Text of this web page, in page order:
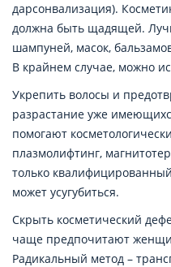
дарсонвализация).
должна быть щадящей.
шампуней, масок,
В крайнем случае, можно
Укрепить волосы и
разрастание уже
помогают
плазмолифтинг,
только
может усугубиться.
Скрыть косметический
чаще предпочитают
Радикальный метод –